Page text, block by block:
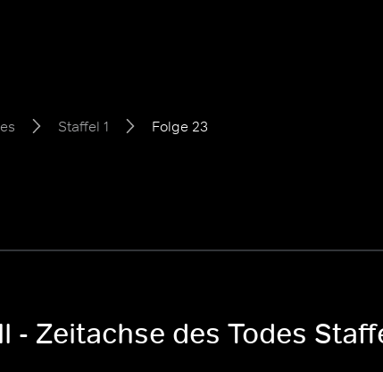
Staffel 1 Folge 23
Zeitachse des Todes